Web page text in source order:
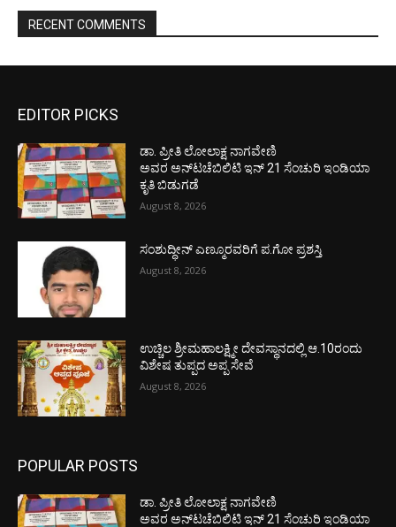
RECENT COMMENTS
EDITOR PICKS
ಡಾ. ಪ್ರೀತಿ ಲೋಲಾಕ್ಷ ನಾಗವೇಣಿ
ಅವರ ಅನ್‌ಟಚೆಬಿಲಿಟಿ ಇನ್ 21 ಸೆಂಚುರಿ ಇಂಡಿಯಾ
ಕೃತಿ ಬಿಡುಗಡೆ
August 8, 2026
ಸಂಶುದ್ಧೀನ್ ಎಣ್ಮೂರವರಿಗೆ ಪ.ಗೋ ಪ್ರಶಸ್ತಿ
August 8, 2026
ಉಚ್ಚಿಲ ಶ್ರೀಮಹಾಲಕ್ಷ್ಮೀ ದೇವಸ್ಥಾನದಲ್ಲಿ ಆ.10ರಂದು
ವಿಶೇಷ ತುಪ್ಪದ ಅಪ್ಪ ಸೇವೆ
August 8, 2026
POPULAR POSTS
ಡಾ. ಪ್ರೀತಿ ಲೋಲಾಕ್ಷ ನಾಗವೇಣಿ
ಅವರ ಅನ್‌ಟಚೆಬಿಲಿಟಿ ಇನ್ 21 ಸೆಂಚುರಿ ಇಂಡಿಯಾ